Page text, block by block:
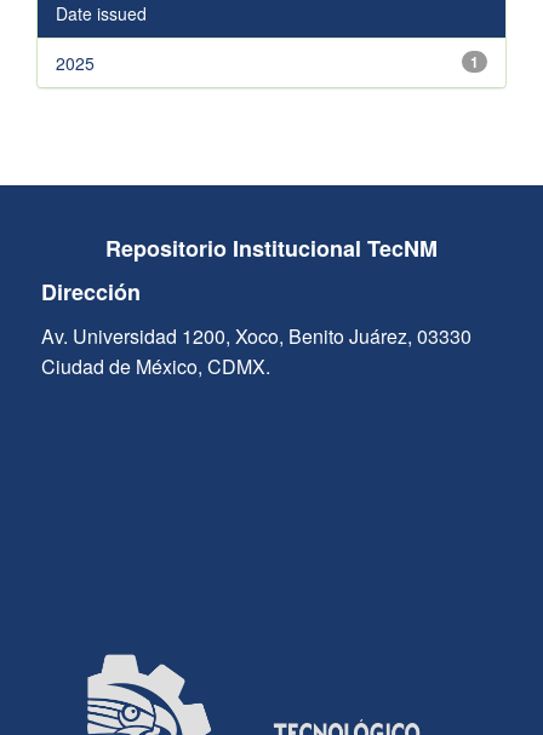
Date issued
1
2025
Repositorio Institucional TecNM
Dirección
Av. Universidad 1200, Xoco, Benito Juárez, 03330
Ciudad de México, CDMX.